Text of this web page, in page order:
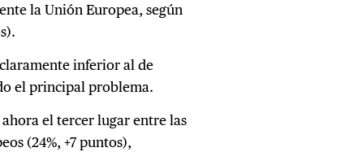
la Unión Europea, según
inferior al de
el principal problema.
el tercer lugar entre las
(24%, +7 puntos),